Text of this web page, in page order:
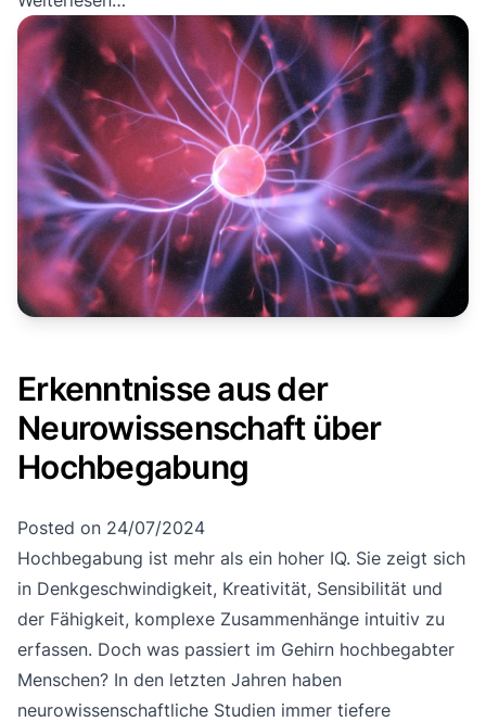
Erkenntnisse aus der
Neurowissenschaft über
Hochbegabung
Posted on 24/07/2024
Hochbegabung ist mehr als ein hoher IQ. Sie zeigt sich
in Denkgeschwindigkeit, Kreativität, Sensibilität und
der Fähigkeit, komplexe Zusammenhänge intuitiv zu
erfassen. Doch was passiert im Gehirn hochbegabter
Menschen? In den letzten Jahren haben
neurowissenschaftliche Studien immer tiefere